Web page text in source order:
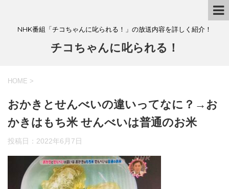
NHK番組「チコちゃんに叱られる！」の放送内容を詳しく紹介！
チコちゃんに叱られる！
HOME >
おかきとせんべいの違いってなに？→お
かきはもち米 せんべいは普通のお米
投稿日： 2022年6月7日